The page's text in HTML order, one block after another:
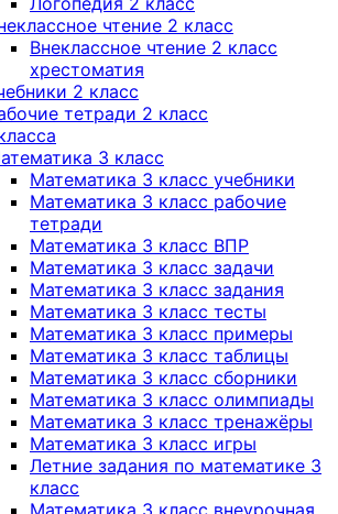
чтение 2 класс
Внеклассное чтение 2 класс
хрестоматия
2 класс
тетради 2 класс
3 класс
Математика 3 класс учебники
Математика 3 класс рабочие
тетради
Математика 3 класс ВПР
Математика 3 класс задачи
Математика 3 класс задания
Математика 3 класс тесты
Математика 3 класс примеры
Математика 3 класс таблицы
Математика 3 класс сборники
Математика 3 класс олимпиады
Математика 3 класс тренажёры
Математика 3 класс игры
Летние задания по математике 3
класс
Математика 3 класс внеурочная